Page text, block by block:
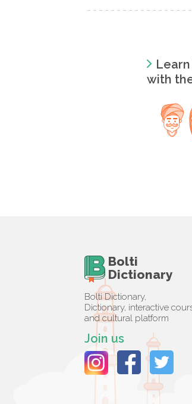
with
Bolti
Dictionary
Bolti Dictionary,
Dictionary, interactive
and cultural platform
Join us